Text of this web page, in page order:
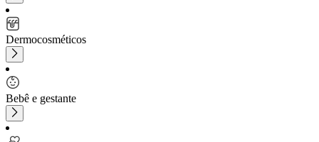
Dermocosméticos
Bebê e gestante